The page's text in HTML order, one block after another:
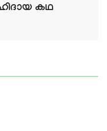
കഥ